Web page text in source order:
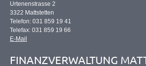
Urtenenstrasse 2
3322 Mattstetten
Telefon: 031 859 19 41
Telefax: 031 859 19 66
E-Mail
FINANZVERWALTUNG